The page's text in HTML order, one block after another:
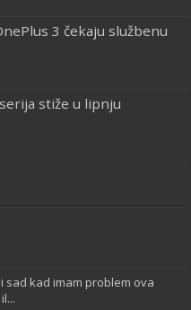
3 čekaju službenu
stiže u lipnju
sad kad imam problem ova